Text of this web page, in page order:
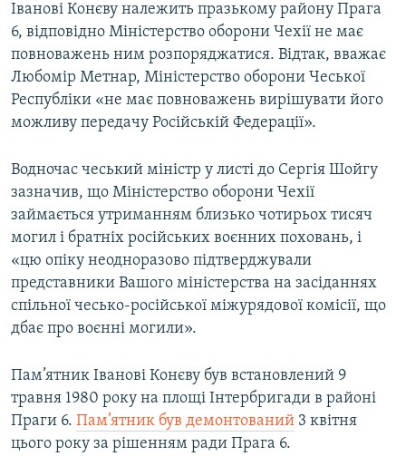
Іванові Конєву належить празькому району Прага
6, відповідно Міністерство оборони Чехії не має
повноважень ним розпоряджатися. Відтак, вважає
Любомір Метнар, Міністерство оборони Чеської
Республіки «не має повноважень вирішувати його
можливу передачу Російській Федерації».
Водночас чеський міністр у листі до Сергія Шойгу
зазначив, що Міністерство оборони Чехії
займається утриманням близько чотирьох тисяч
могил і братніх російських воєнних поховань, і
«цю опіку неодноразово підтверджували
представники Вашого міністерства на засіданнях
спільної чесько-російської міжурядової комісії, що
дбає про воєнні могили».
Пам’ятник Іванові Конєву був встановлений 9
травня 1980 року на площі Інтербригади в районі
Праги 6. Пам’ятник був демонтований 3 квітня
цього року за рішенням ради Прага 6.